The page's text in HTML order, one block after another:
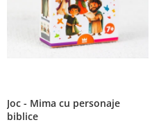
Joc - Mima cu personaje
biblice